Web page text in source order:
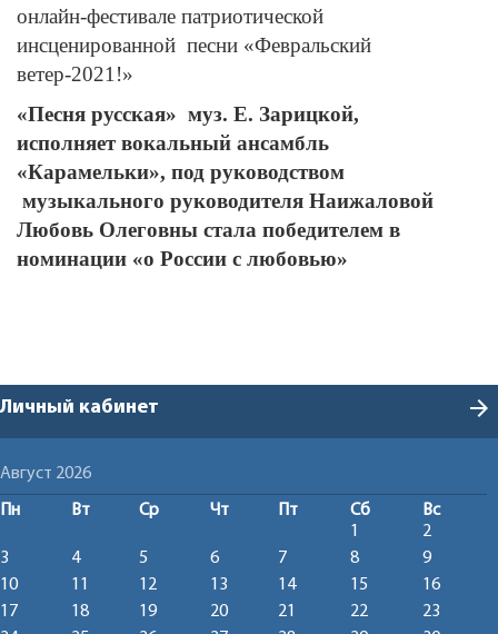
онлайн-фестивале патриотической
инсценированной песни «Февральский
ветер-2021!»
«Песня русская» муз. Е. Зарицкой,
исполняет вокальный ансамбль
«Карамельки», под руководством
музыкального руководителя Наижаловой
Любовь Олеговны стала победителем в
номинации «о России с любовью»
Личный кабинет arrow_forward
Август 2026
Пн Вт Ср Чт Пт Сб
Вс
1
2
3
4 5 6 7 8
9
10
11 12 13 14 15
16
17
18 19 20 21 22
23